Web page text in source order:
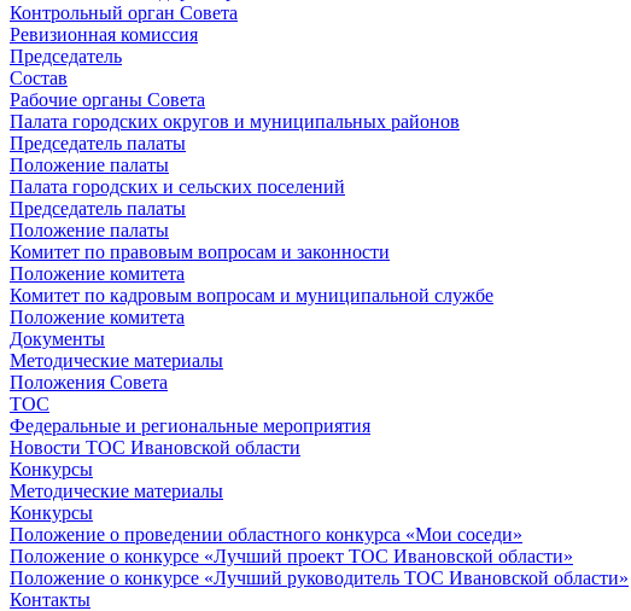
Контрольный орган Совета
Ревизионная комиссия
Председатель
Состав
Рабочие органы Совета
Палата городских округов и муниципальных районов
Председатель палаты
Положение палаты
Палата городских и сельских поселений
Председатель палаты
Положение палаты
Комитет по правовым вопросам и законности
Положение комитета
Комитет по кадровым вопросам и муниципальной службе
Положение комитета
Документы
Методические материалы
Положения Совета
ТОС
Федеральные и региональные мероприятия
Новости ТОС Ивановской области
Конкурсы
Методические материалы
Конкурсы
Положение о проведении областного конкурса «Мои соседи»
Положение о конкурсе «Лучший проект ТОС Ивановской области»
Положение о конкурсе «Лучший руководитель ТОС Ивановской области»
Контакты